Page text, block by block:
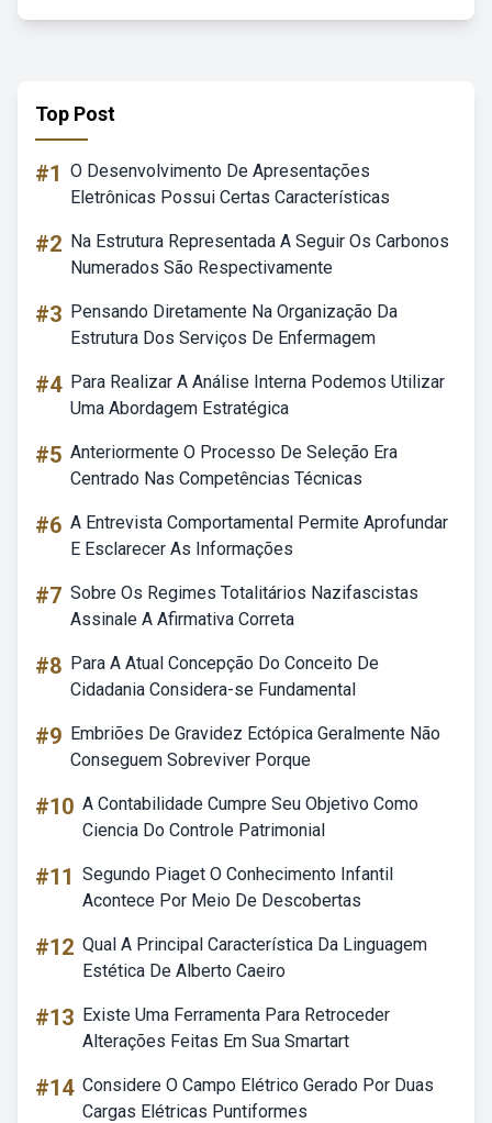
Top Post
#1 O Desenvolvimento De Apresentações
Eletrônicas Possui Certas Características
#2 Na Estrutura Representada A Seguir Os Carbonos
Numerados São Respectivamente
#3 Pensando Diretamente Na Organização Da
Estrutura Dos Serviços De Enfermagem
#4 Para Realizar A Análise Interna Podemos Utilizar
Uma Abordagem Estratégica
#5 Anteriormente O Processo De Seleção Era
Centrado Nas Competências Técnicas
#6 A Entrevista Comportamental Permite Aprofundar
E Esclarecer As Informações
#7 Sobre Os Regimes Totalitários Nazifascistas
Assinale A Afirmativa Correta
#8 Para A Atual Concepção Do Conceito De
Cidadania Considera-se Fundamental
#9 Embriões De Gravidez Ectópica Geralmente Não
Conseguem Sobreviver Porque
#10 A Contabilidade Cumpre Seu Objetivo Como
Ciencia Do Controle Patrimonial
#11 Segundo Piaget O Conhecimento Infantil
Acontece Por Meio De Descobertas
#12 Qual A Principal Característica Da Linguagem
Estética De Alberto Caeiro
#13 Existe Uma Ferramenta Para Retroceder
Alterações Feitas Em Sua Smartart
#14 Considere O Campo Elétrico Gerado Por Duas
Cargas Elétricas Puntiformes